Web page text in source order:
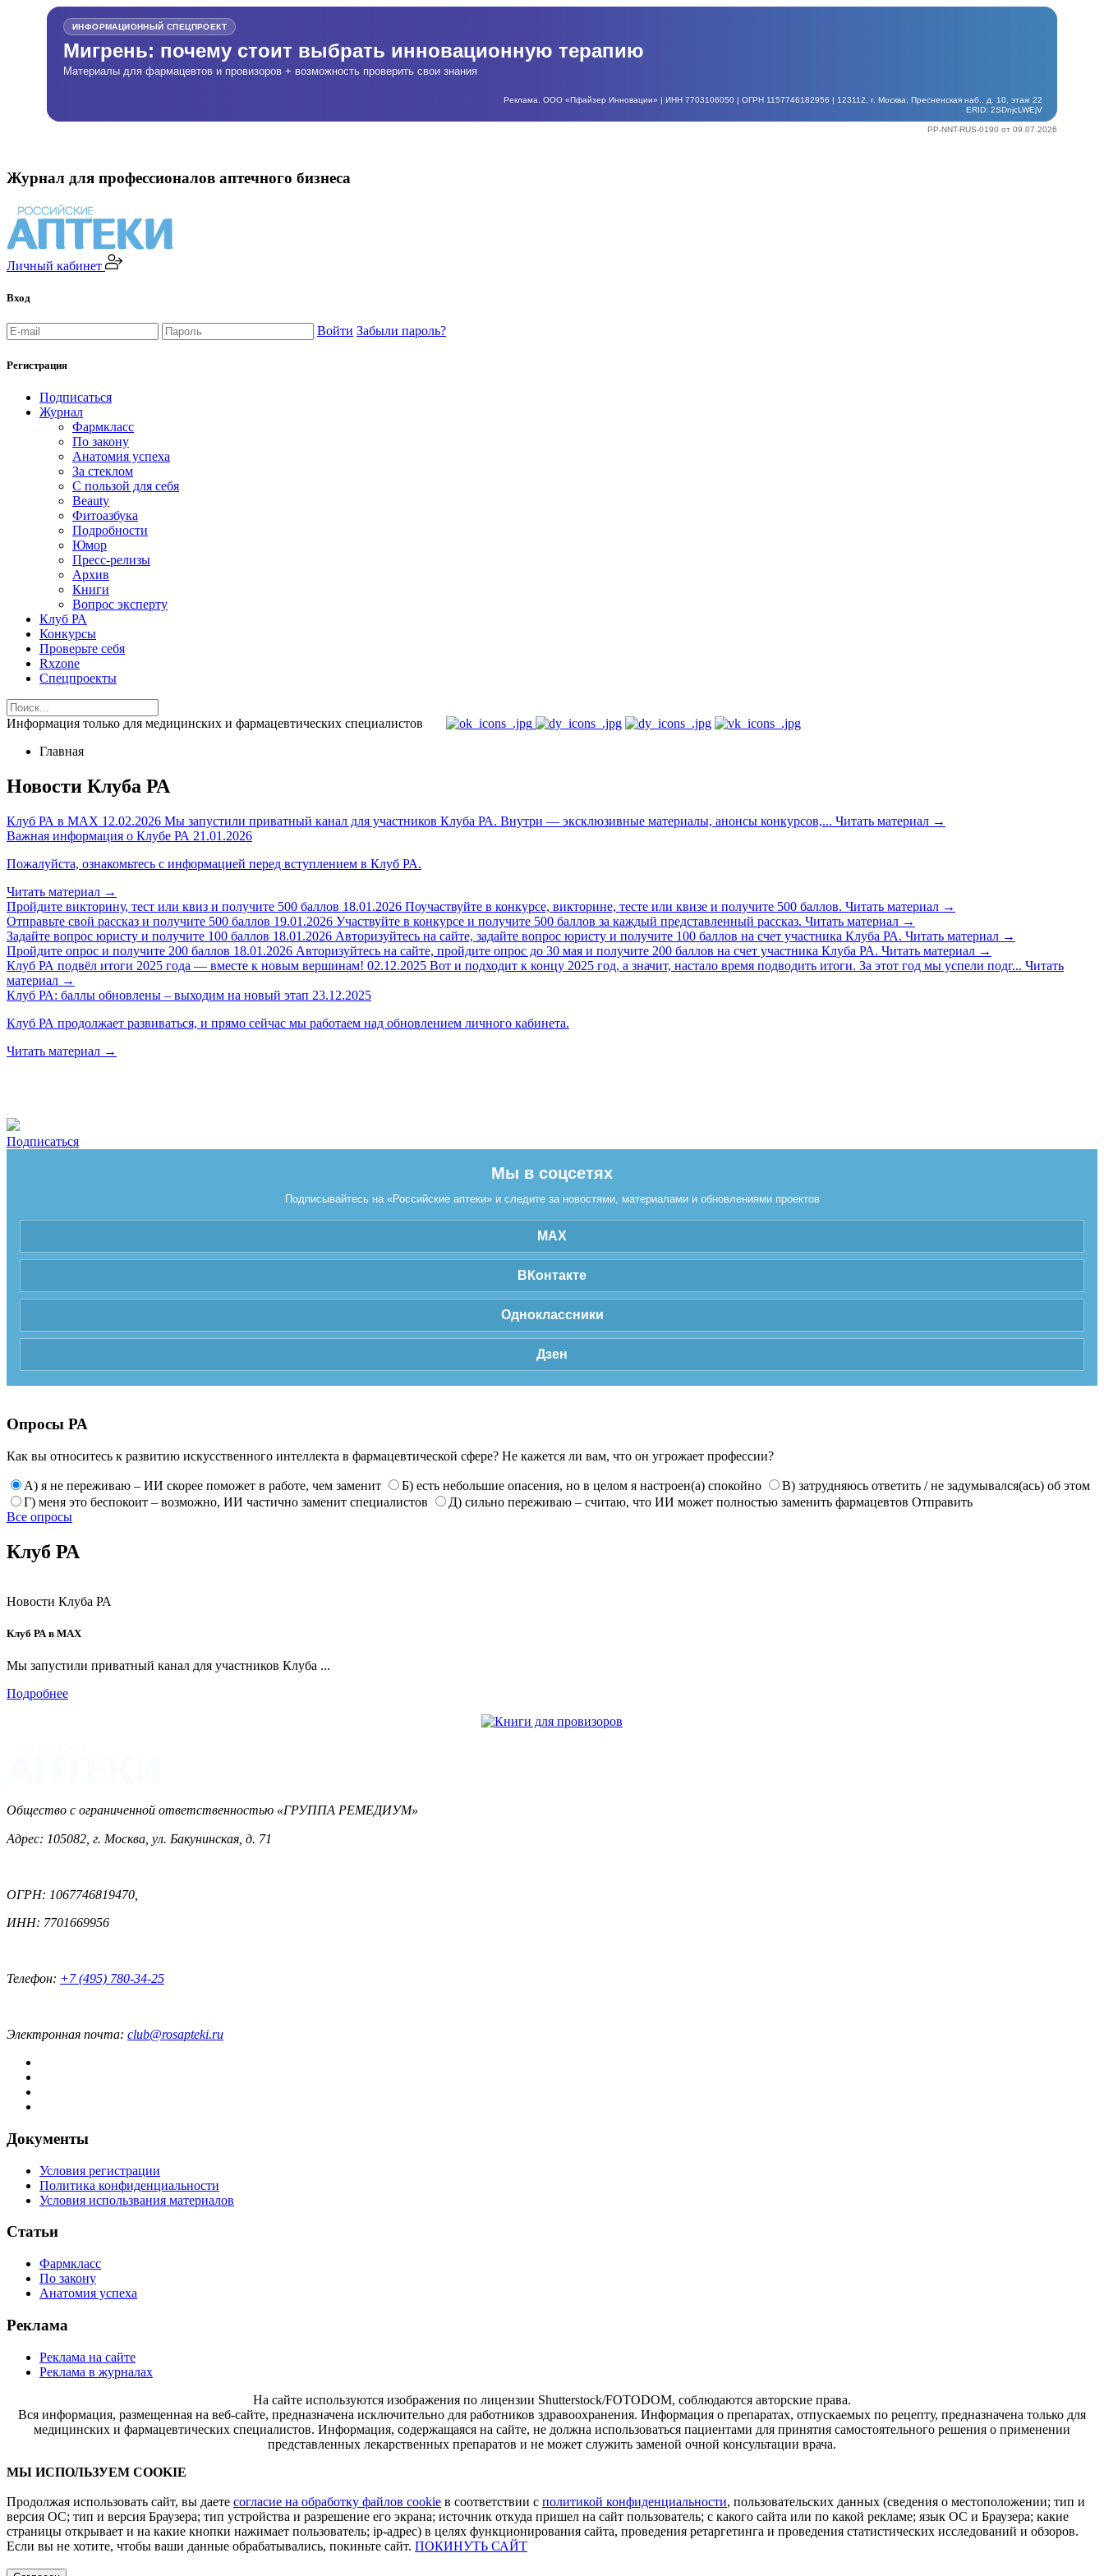
ИНФОРМАЦИОННЫЙ СПЕЦПРОЕКТ
Мигрень: почему стоит выбрать инновационную терапию
Материалы для фармацевтов и провизоров + возможность проверить свои знания
Реклама. ООО «Пфайзер Инновации» | ИНН 7703106050 | ОГРН 1157746182956 | 123112, г. Москва, Пресненская наб., д. 10, этаж 22
ERID: 2SDnjcLWEjV
PP-NNT-RUS-0190 от 09.07.2026
Журнал для профессионалов аптечного бизнеса
Личный кабинет
Вход
Войти Забыли пароль?
Регистрация
Подписаться
Журнал
Фармкласс
По закону
Анатомия успеха
За стеклом
С пользой для себя
Beauty
Фитоазбука
Подробности
Юмор
Пресс-релизы
Архив
Книги
Вопрос эксперту
Клуб РА
Конкурсы
Проверьте себя
Rxzone
Спецпроекты
Информация только для медицинских и фармацевтических специалистов
Главная
Новости Клуба РА
Клуб РА в MAX 12.02.2026 Мы запустили приватный канал для участников Клуба РА. Внутри — эксклюзивные материалы, анонсы конкурсов,... Читать материал →
Важная информация о Клубе РА 21.01.2026
Пожалуйста, ознакомьтесь с информацией перед вступлением в Клуб РА.
Читать материал →
Пройдите викторину, тест или квиз и получите 500 баллов 18.01.2026 Поучаствуйте в конкурсе, викторине, тесте или квизе и получите 500 баллов. Читать материал →
Отправьте свой рассказ и получите 500 баллов 19.01.2026 Участвуйте в конкурсе и получите 500 баллов за каждый представленный рассказ. Читать материал →
Задайте вопрос юристу и получите 100 баллов 18.01.2026 Авторизуйтесь на сайте, задайте вопрос юристу и получите 100 баллов на счет участника Клуба РА. Читать материал →
Пройдите опрос и получите 200 баллов 18.01.2026 Авторизуйтесь на сайте, пройдите опрос до 30 мая и получите 200 баллов на счет участника Клуба РА. Читать материал →
Клуб РА подвёл итоги 2025 года — вместе к новым вершинам! 02.12.2025 Вот и подходит к концу 2025 год, а значит, настало время подводить итоги. За этот год мы успели подг... Читать
материал →
Клуб РА: баллы обновлены – выходим на новый этап 23.12.2025
Клуб РА продолжает развиваться, и прямо сейчас мы работаем над обновлением личного кабинета.
Читать материал →
Подписаться
Мы в соцсетях
Подписывайтесь на «Российские аптеки» и следите за новостями, материалами и обновлениями проектов
MAX
ВКонтакте
Одноклассники
Дзен
Опросы РА
Как вы относитесь к развитию искусственного интеллекта в фармацевтической сфере? Не кажется ли вам, что он угрожает профессии?
А) я не переживаю – ИИ скорее поможет в работе, чем заменит Б) есть небольшие опасения, но в целом я настроен(а) спокойно
В) затрудняюсь ответить / не задумывался(ась) об этом
Г) меня это беспокоит – возможно, ИИ частично заменит специалистов
Д) сильно переживаю – считаю, что ИИ может полностью заменить фармацевтов Отправить
Все опросы
Клуб РА
Новости Клуба РА
Клуб РА в MAX
Мы запустили приватный канал для участников Клуба ...
Подробнее
Общество с ограниченной ответственностью «ГРУППА РЕМЕДИУМ»
Адрес: 105082, г. Москва, ул. Бакунинская, д. 71
ОГРН: 1067746819470,
ИНН: 7701669956
Телефон: +7 (495) 780-34-25
Электронная почта: club@rosapteki.ru
Документы
Условия регистрации
Политика конфиденциальности
Условия использвания материалов
Статьи
Фармкласс
По закону
Анатомия успеха
Реклама
Реклама на сайте
Реклама в журналах
На сайте используются изображения по лицензии Shutterstock/FOTODOM, соблюдаются авторские права.
Вся информация, размещенная на веб-сайте, предназначена исключительно для работников здравоохранения. Информация о препаратах, отпускаемых по рецепту, предназначена только для
медицинских и фармацевтических специалистов. Информация, содержащаяся на сайте, не должна использоваться пациентами для принятия самостоятельного решения о применении
представленных лекарственных препаратов и не может служить заменой очной консультации врача.
МЫ ИСПОЛЬЗУЕМ COOKIE
Продолжая использовать сайт, вы даете согласие на обработку файлов cookie в соответствии с политикой конфиденциальности, пользовательских данных (сведения о местоположении; тип и
версия ОС; тип и версия Браузера; тип устройства и разрешение его экрана; источник откуда пришел на сайт пользователь; с какого сайта или по какой рекламе; язык ОС и Браузера; какие
страницы открывает и на какие кнопки нажимает пользователь; ip-адрес) в целях функционирования сайта, проведения ретаргетинга и проведения статистических исследований и обзоров.
Если вы не хотите, чтобы ваши данные обрабатывались, покиньте сайт. ПОКИНУТЬ САЙТ